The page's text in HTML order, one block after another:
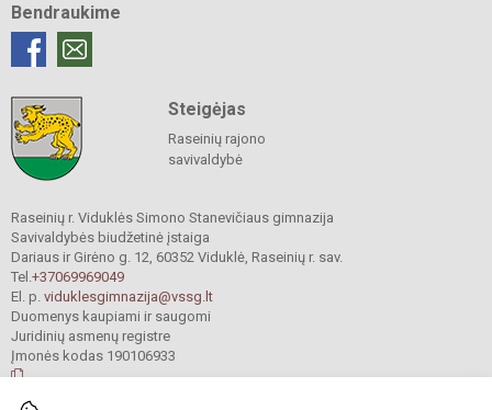
Bendraukime
Steigėjas
Raseinių rajono
savivaldybė
Raseinių r. Viduklės Simono Stanevičiaus gimnazija
Savivaldybės biudžetinė įstaiga
Dariaus ir Girėno g. 12, 60352 Viduklė, Raseinių r. sav.
Tel.+37069969049
El. p. viduklesgimnazija@vssg.lt
Duomenys kaupiami ir saugomi
Juridinių asmenų registre
Įmonės kodas 190106933